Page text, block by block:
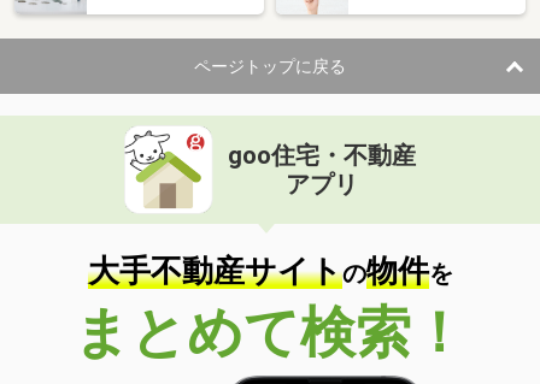
ページトップに戻る
goo住宅・不動産
アプリ
大手不動産サイトの物件を
まとめて検索！